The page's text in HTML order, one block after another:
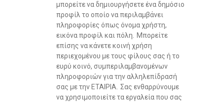
μπορείτε να δημιουργήσετε ένα δημόσιο
προφίλ το οποίο να περιλαμβάνει
πληροφορίες όπως όνομα χρήστη,
εικόνα προφίλ και πόλη. Μπορείτε
επίσης να κάνετε κοινή χρήση
περιεχομένου με τους φίλους σας ή το
ευρύ κοινό, συμπεριλαμβανομένων
πληροφοριών για την αλληλεπίδρασή
σας με την ΕΤΑΙΡΙΑ. Σας ενθαρρύνουμε
να χρησιμοποιείτε τα εργαλεία που σας